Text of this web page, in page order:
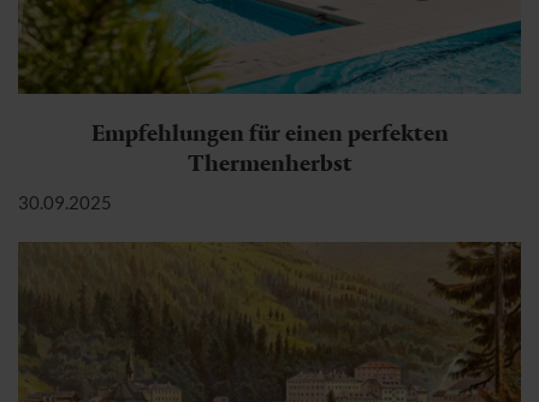
Empfehlungen für einen perfekten
Thermenherbst
30.09.2025